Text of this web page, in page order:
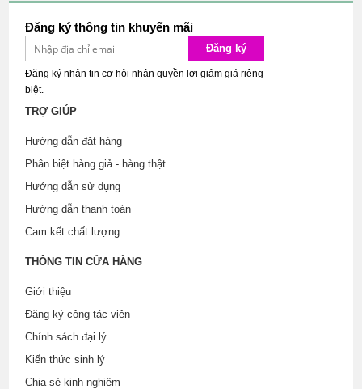
Đăng ký thông tin khuyến mãi
Đăng ký
Đăng ký nhận tin cơ hội nhận quyền lợi giảm giá riêng
biệt.
TRỢ GIÚP
Hướng dẫn đặt hàng
Phân biệt hàng giả - hàng thật
Hướng dẫn sử dụng
Hướng dẫn thanh toán
Cam kết chất lượng
THÔNG TIN CỬA HÀNG
Giới thiệu
Đăng ký cộng tác viên
Chính sách đại lý
Kiến thức sinh lý
Chia sẻ kinh nghiệm